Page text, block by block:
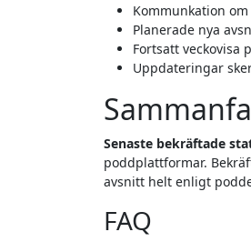
Kommunkation
Planerade nya
Fortsatt veckovisa
Uppdateringar
Senaste bekräftade
poddplattformar.
avsnitt helt enligt
FAQ